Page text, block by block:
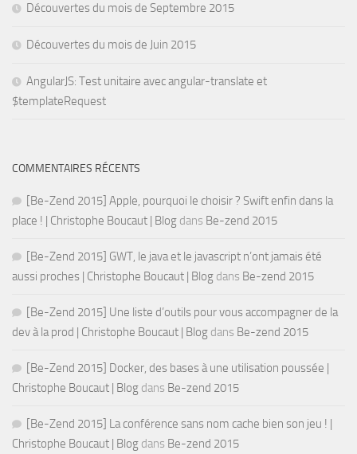
Découvertes du mois de Septembre 2015
Découvertes du mois de Juin 2015
AngularJS: Test unitaire avec angular-translate et
$templateRequest
COMMENTAIRES RÉCENTS
[Be-Zend 2015] Apple, pourquoi le choisir ? Swift enfin dans la
place ! | Christophe Boucaut | Blog dans Be-zend 2015
[Be-Zend 2015] GWT, le java et le javascript n’ont jamais été
aussi proches | Christophe Boucaut | Blog dans Be-zend 2015
[Be-Zend 2015] Une liste d’outils pour vous accompagner de la
dev à la prod | Christophe Boucaut | Blog dans Be-zend 2015
[Be-Zend 2015] Docker, des bases à une utilisation poussée |
Christophe Boucaut | Blog dans Be-zend 2015
[Be-Zend 2015] La conférence sans nom cache bien son jeu ! |
Christophe Boucaut | Blog dans Be-zend 2015